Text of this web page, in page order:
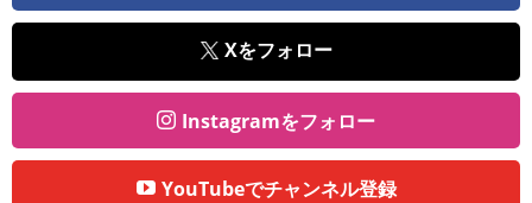
Xをフォロー
Instagramをフォロー
YouTubeでチャンネル登録